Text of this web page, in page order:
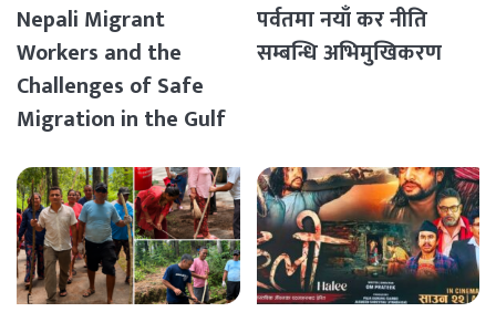
Nepali Migrant
Workers and the
Challenges of Safe
Migration in the Gulf
पर्वतमा नयाँ कर नीति
सम्बन्धि अभिमुखिकरण